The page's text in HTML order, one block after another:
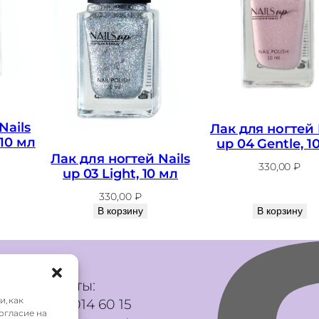
как
на
s
u
p
3
0
L
m
o
1
м
л
мл
Лак для ногтей Nails
up 03 Light, 10 мл
330,00 ₽
В корзину
Лак для ногтей
up 04 Gentle,
330,00₽
В корзину
Контакты:
+7 985 014 60 15